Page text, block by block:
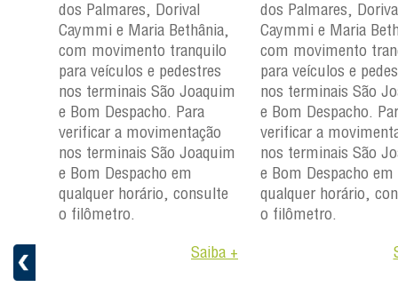
+
dos Palmares, Dorival
Caymmi e Maria Bethânia,
com movimento tranquilo
para veículos e pedestres
nos terminais São Joaquim
e Bom Despacho. Para
verificar a movimentação
nos terminais São Joaquim
e Bom Despacho em
qualquer horário, consulte
o filômetro.
Saiba +
dos Palmares,
Caymmi e Maria
com movimento
para veículos e
nos terminais São
e Bom Despacho.
verificar a
nos terminais São
e Bom Despacho em
qualquer horário,
o filômetro.